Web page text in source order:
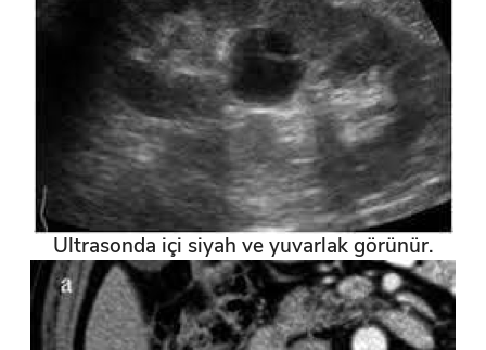
Ultrasonda içi siyah ve yuvarlak görünür.